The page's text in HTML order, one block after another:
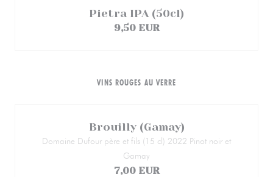
Pietra IPA (50cl)
9,50 EUR
VINS ROUGES AU VERRE
Brouilly (Gamay)
Domaine Dufour père et fils (15 cl) 2022 Pinot noir et
Gamay
7,00 EUR